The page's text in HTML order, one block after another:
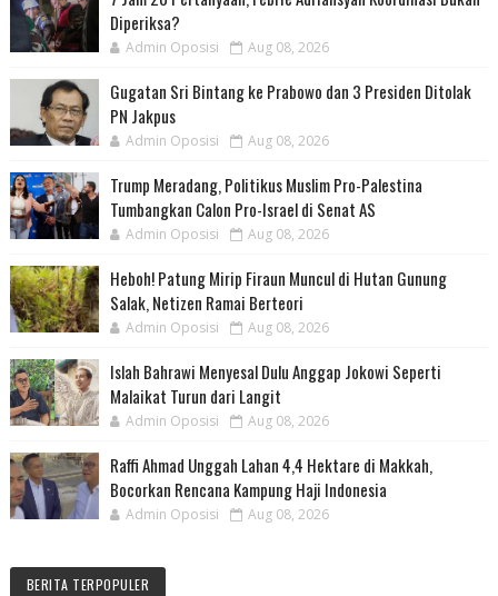
Diperiksa?
Admin Oposisi Aug 08, 2026
Gugatan Sri Bintang ke Prabowo dan 3 Presiden Ditolak
PN Jakpus
Admin Oposisi Aug 08, 2026
Trump Meradang, Politikus Muslim Pro-Palestina
Tumbangkan Calon Pro-Israel di Senat AS
Admin Oposisi Aug 08, 2026
Heboh! Patung Mirip Firaun Muncul di Hutan Gunung
Salak, Netizen Ramai Berteori
Admin Oposisi Aug 08, 2026
Islah Bahrawi Menyesal Dulu Anggap Jokowi Seperti
Malaikat Turun dari Langit
Admin Oposisi Aug 08, 2026
Raffi Ahmad Unggah Lahan 4,4 Hektare di Makkah,
Bocorkan Rencana Kampung Haji Indonesia
Admin Oposisi Aug 08, 2026
BERITA TERPOPULER